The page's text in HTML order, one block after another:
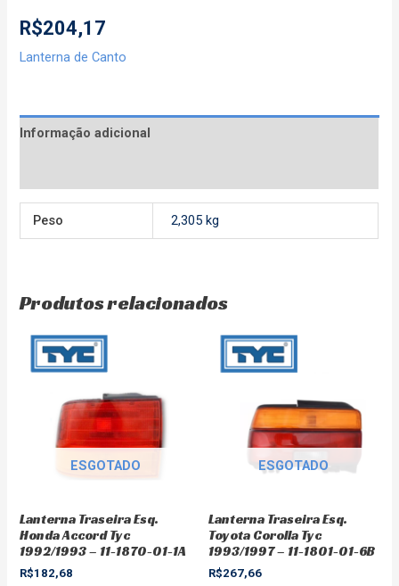
R$204,17
Lanterna de Canto
Informação adicional
Peso 2,305 kg
Produtos relacionados
ESGOTADO
Lanterna Traseira Esq.
Honda Accord Tyc
1992/1993 – 11-1870-01-1A
R$182,68
ESGOTADO
Lanterna Traseira Esq.
Toyota Corolla Tyc
1993/1997 – 11-1801-01-6B
R$267,66